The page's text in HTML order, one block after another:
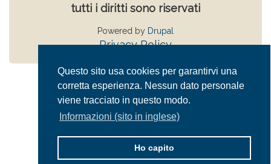
Questo sito usa cookies per garantirvi una
corretta esperienza. Nessun dato personale
viene tracciato in questo modo.
Informazioni (sito in inglese)
Ho capito
tutti i diritti sono riservati
Powered by Drupal
Privacy Policy